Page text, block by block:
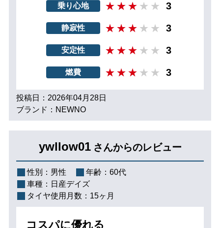
乗り心地 3
静寂性 3
安定性 3
燃費 3
投稿日：2026年04月28日
ブランド：NEWNO
ywllow01 さんからのレビュー
性別： 男性 年齢： 60代
車種： 日産デイズ
タイヤ使用月数： 15ヶ月
コスパに優れる